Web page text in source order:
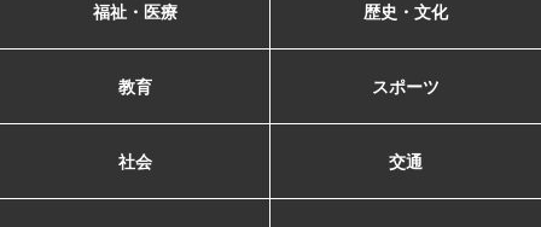
福祉・医療 歴史・文化
教育 スポーツ
社会 交通